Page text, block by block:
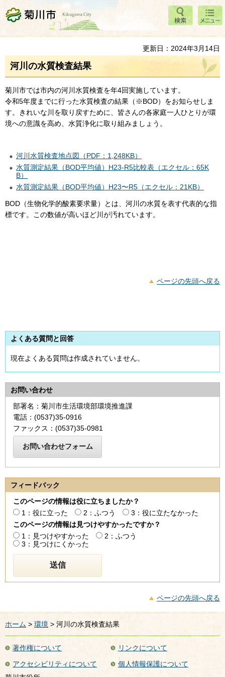
菊川市 検索
メニ
ュー
更新日：2024年3月14日
河川の水質検査結果
菊川市では市内の河川水質検査を年4回実施しています。
令和5年度までに行った水質検査の結果（※BOD）をお知らせしま
す。きれいな川を取り戻すために、皆さんの各家庭一人ひとりが環
境への意識を高め、水質浄化に取り組みましょう。
河川水質検査地点図（PDF：1,248KB）
水質測定結果（BOD平均値）H23-R5比較表（エクセル：65K
B）
水質測定結果（BOD平均値）H23〜R5（エクセル：21KB）
BOD（生物化学的酸素要求量）とは、河川の水質を表す代表的な指
標です。この数値が高いほど川が汚れています。
ページの先頭へ戻る
よくある質問と回答
現在よくある質問は作成されていません。
お問い合わせ
部署名：菊川市生活環境部環境推進課
電話：(0537)35-0916
ファックス：(0537)35-0981
フィードバック
このページの情報は役に立ちましたか？
1：役に立った
2：ふつう
3：役に立たなかった
このページの情報は見つけやすかったですか？
1：見つけやすかった
2：ふつう
3：見つけにくかった
ページの先頭へ戻る
ホーム > 環境 > 河川の水質検査結果
著作権について
リンクについて
アクセシビリティについて
個人情報保護について